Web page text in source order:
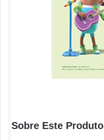
Sobre Este Produto